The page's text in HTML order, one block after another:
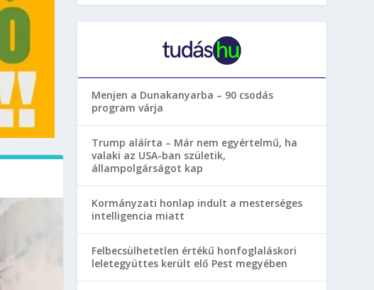
Menjen a Dunakanyarba – 90 csodás
program várja
Trump aláírta – Már nem egyértelmű, ha
valaki az USA-ban születik,
állampolgárságot kap
Kormányzati honlap indult a mesterséges
intelligencia miatt
Felbecsülhetetlen értékű honfoglaláskori
leletegyüttes került elő Pest megyében